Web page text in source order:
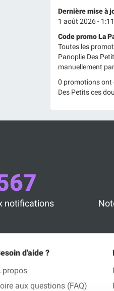
Dernière mise à
1 août 2026 - 1:11
Code promo La
Toutes les
Panoplie Des
manuellement
0 promotions ont
Des Petits ces
notifications
d'aide ?
propos
aux questions (FAQ)